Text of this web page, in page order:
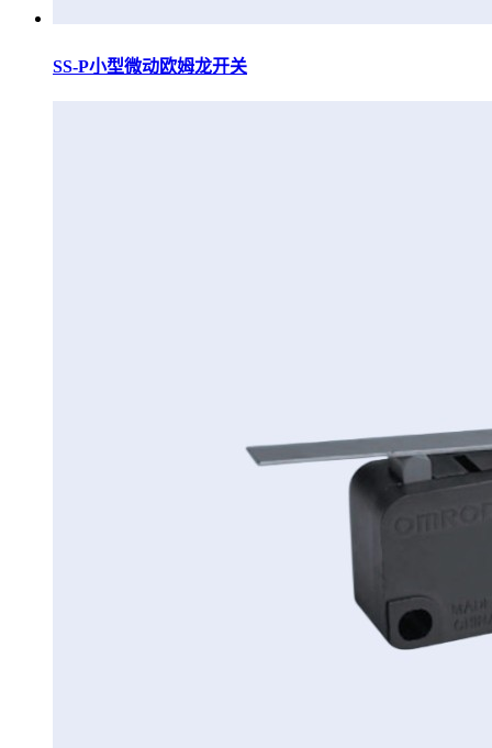
SS-P小型微动欧姆龙开关